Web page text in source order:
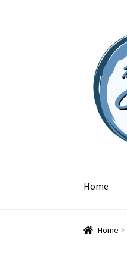
naar
navigatie
inhoud
Home
Home